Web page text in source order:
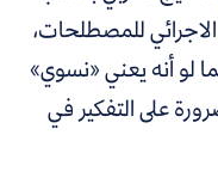
للمصطلحات،
لو أنه يعني «نسوي»
على التفكير في